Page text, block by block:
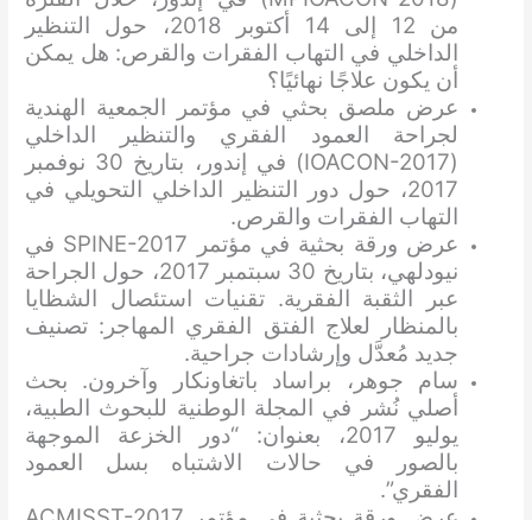
من 12 إلى 14 أكتوبر 2018، حول التنظير
الداخلي في التهاب الفقرات والقرص: هل يمكن
أن يكون علاجًا نهائيًا؟
عرض ملصق بحثي في ​​مؤتمر الجمعية الهندية
لجراحة العمود الفقري والتنظير الداخلي
(IOACON-2017) في إندور، بتاريخ 30 نوفمبر
2017، حول دور التنظير الداخلي التحويلي في
التهاب الفقرات والقرص.
عرض ورقة بحثية في مؤتمر SPINE-2017 في
نيودلهي، بتاريخ 30 سبتمبر 2017، حول الجراحة
عبر الثقبة الفقرية. تقنيات استئصال الشظايا
بالمنظار لعلاج الفتق الفقري المهاجر: تصنيف
جديد مُعدَّل وإرشادات جراحية.
سام جوهر، براساد باتغاونكار وآخرون. بحث
أصلي نُشر في المجلة الوطنية للبحوث الطبية،
يوليو 2017، بعنوان: “دور الخزعة الموجهة
بالصور في حالات الاشتباه بسل العمود
الفقري”.